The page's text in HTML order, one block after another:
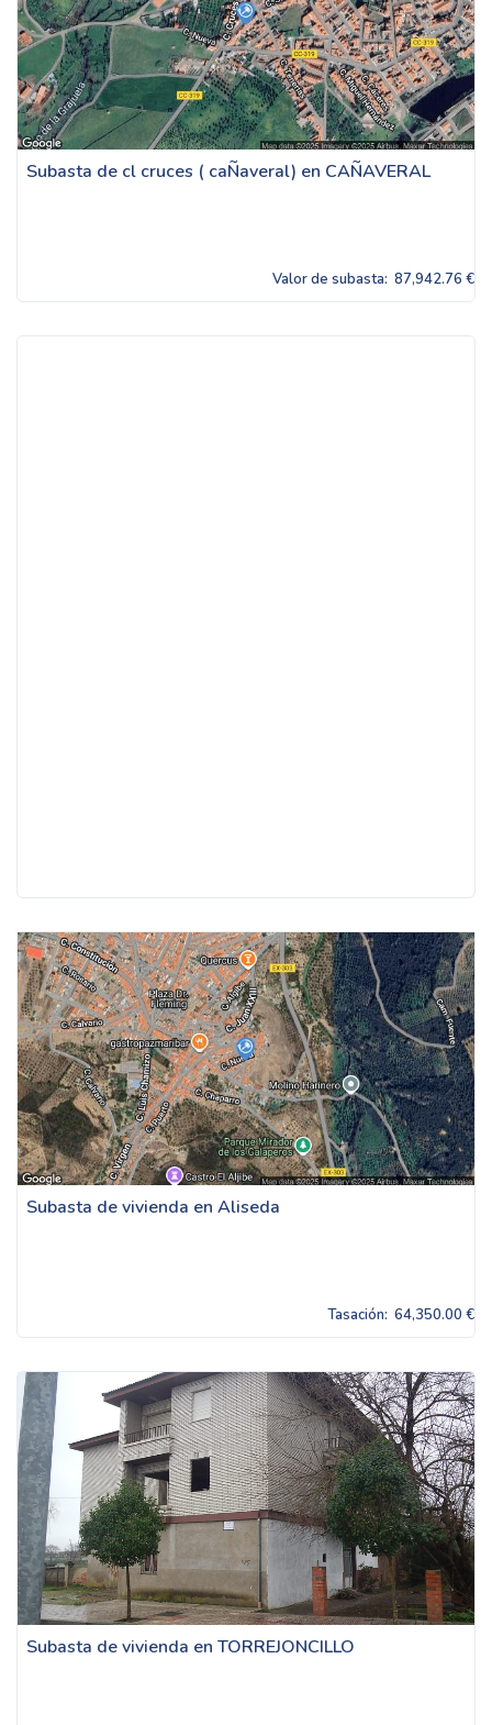
Subasta de cl cruces ( caÑaveral) en CAÑAVERAL
Valor de subasta: 87,942.76 €
Subasta de vivienda en Aliseda
Tasación: 64,350.00 €
Subasta de vivienda en TORREJONCILLO